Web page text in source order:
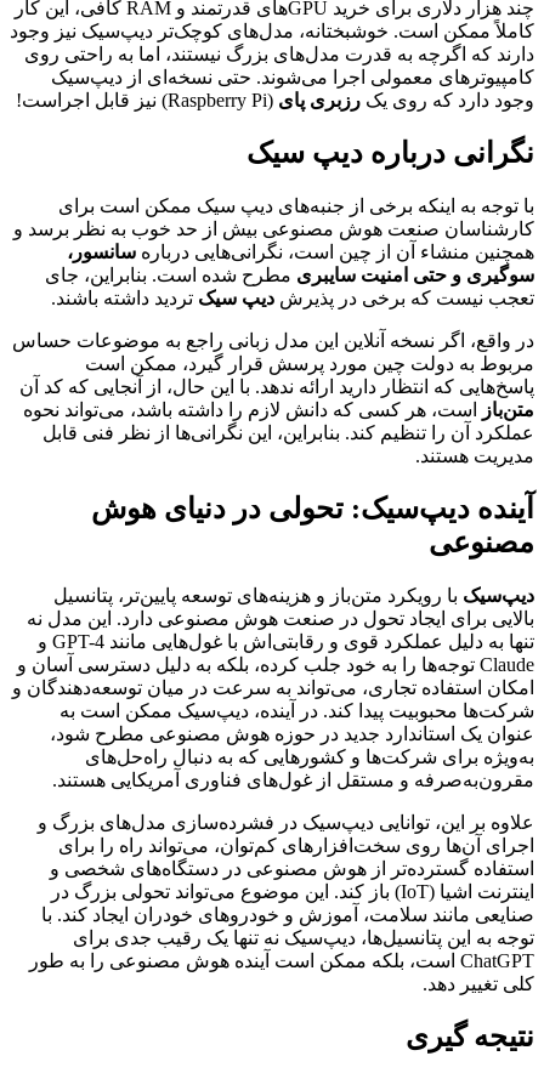
چند هزار دلاری برای خرید GPUهای قدرتمند و RAM کافی، این کار
کاملاً ممکن است. خوشبختانه، مدل‌های کوچک‌تر دیپ‌سیک نیز وجود
دارند که اگرچه به قدرت مدل‌های بزرگ نیستند، اما به راحتی روی
کامپیوترهای معمولی اجرا می‌شوند. حتی نسخه‌ای از دیپ‌سیک
وجود دارد که روی یک رزبری پای (Raspberry Pi) نیز قابل اجراست!
نگرانی‌ درباره دیپ سیک
با توجه به اینکه برخی از جنبه‌های دیپ سیک ممکن است برای
کارشناسان صنعت هوش مصنوعی بیش از حد خوب به نظر برسد و
همچنین منشاء آن از چین است، نگرانی‌هایی درباره سانسور،
سوگیری و حتی امنیت سایبری مطرح شده است. بنابراین، جای
تعجب نیست که برخی در پذیرش دیپ سیک تردید داشته باشند.
در واقع، اگر نسخه آنلاین این مدل زبانی راجع به موضوعات حساس
مربوط به دولت چین مورد پرسش قرار گیرد، ممکن است
پاسخ‌هایی که انتظار دارید ارائه ندهد. با این حال، از آنجایی که کد آن
متن‌باز
است، هر کسی که دانش لازم را داشته باشد، می‌تواند نحوه
عملکرد آن را تنظیم کند. بنابراین، این نگرانی‌ها از نظر فنی قابل
مدیریت هستند.
آینده دیپ‌سیک: تحولی در دنیای هوش
مصنوعی
دیپ‌سیک با رویکرد متن‌باز و هزینه‌های توسعه پایین‌تر، پتانسیل
بالایی برای ایجاد تحول در صنعت هوش مصنوعی دارد. این مدل نه
تنها به دلیل عملکرد قوی و رقابتی‌اش با غول‌هایی مانند GPT-4 و
Claude توجه‌ها را به خود جلب کرده، بلکه به دلیل دسترسی آسان و
امکان استفاده تجاری، می‌تواند به سرعت در میان توسعه‌دهندگان و
شرکت‌ها محبوبیت پیدا کند. در آینده، دیپ‌سیک ممکن است به
عنوان یک استاندارد جدید در حوزه هوش مصنوعی مطرح شود،
به‌ویژه برای شرکت‌ها و کشورهایی که به دنبال راه‌حل‌های
مقرون‌به‌صرفه و مستقل از غول‌های فناوری آمریکایی هستند.
علاوه بر این، توانایی دیپ‌سیک در فشرده‌سازی مدل‌های بزرگ و
اجرای آن‌ها روی سخت‌افزارهای کم‌توان، می‌تواند راه را برای
استفاده گسترده‌تر از هوش مصنوعی در دستگاه‌های شخصی و
اینترنت اشیا (IoT) باز کند. این موضوع می‌تواند تحولی بزرگ در
صنایعی مانند سلامت، آموزش و خودروهای خودران ایجاد کند. با
توجه به این پتانسیل‌ها، دیپ‌سیک نه تنها یک رقیب جدی برای
ChatGPT است، بلکه ممکن است آینده هوش مصنوعی را به طور
کلی تغییر دهد.
نتیجه گیری